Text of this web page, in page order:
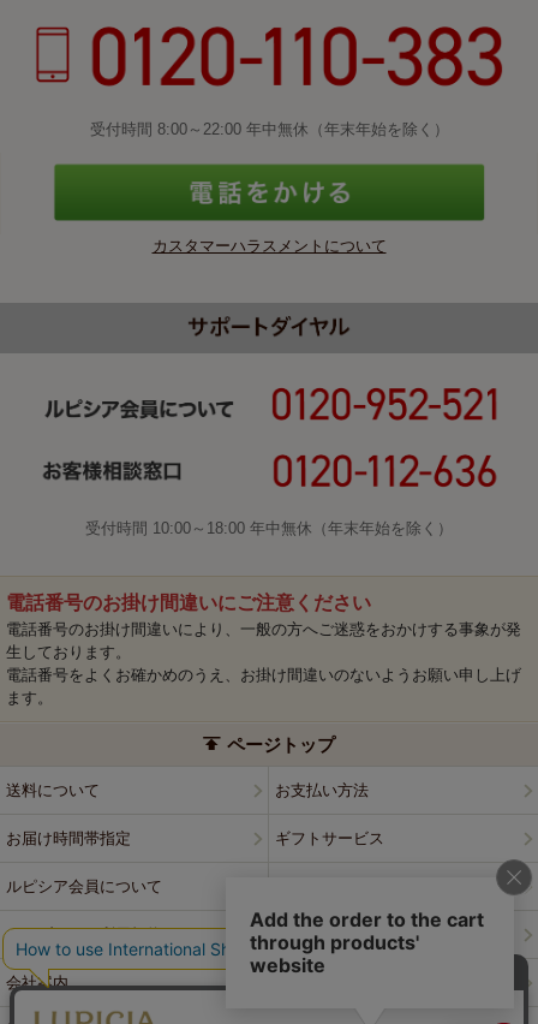
受付時間 8:00～22:00 年中無休（年末年始を除く）
カスタマーハラスメントについて
受付時間 10:00～18:00 年中無休（年末年始を除く）
電話番号のお掛け間違いにご注意ください
電話番号のお掛け間違いにより、一般の方へご迷惑をおかけする事象が発
生しております。
電話番号をよくお確かめのうえ、お掛け間違いのないようお願い申し上げ
ます。
ページトップ
送料について お支払い方法
お届け時間帯指定 ギフトサービス
ルピシア会員について
ウェブサイト利用規約 特定商取引法に基づく表記
会社案内